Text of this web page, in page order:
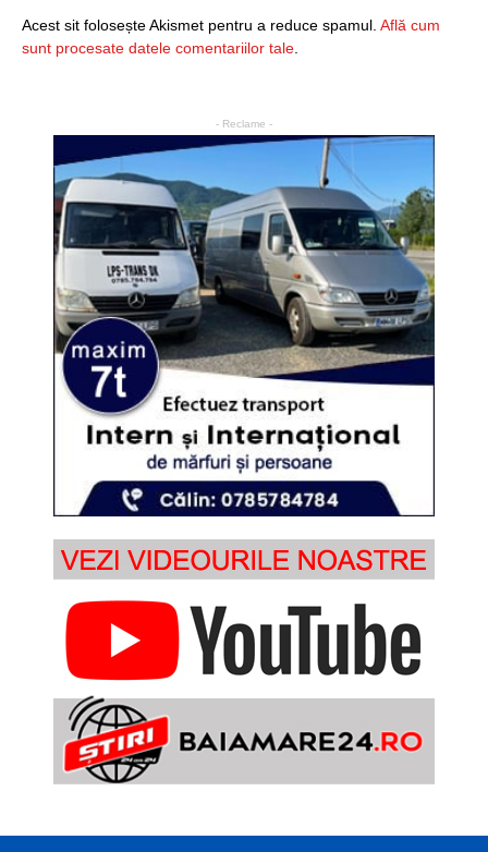
Acest sit folosește Akismet pentru a reduce spamul. Află cum
sunt procesate datele comentariilor tale
- Reclame -